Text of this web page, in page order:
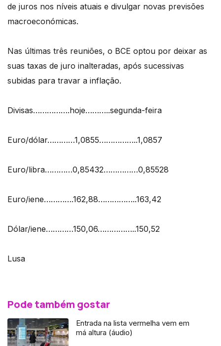
de juros nos níveis atuais e divulgar novas previsões
macroeconómicas.
Nas últimas três reuniões, o BCE optou por deixar as
suas taxas de juro inalteradas, após sucessivas
subidas para travar a inflação.
Divisas…………….hoje………..segunda-feira
Euro/dólar…………1,0855……………..1,0857
Euro/libra…………0,85432……………0,85528
Euro/iene………….162,88……………..163,42
Dólar/iene…………150,06……………..150,52
Lusa
Pode também gostar
Entrada na lista vermelha vem em
má altura (áudio)